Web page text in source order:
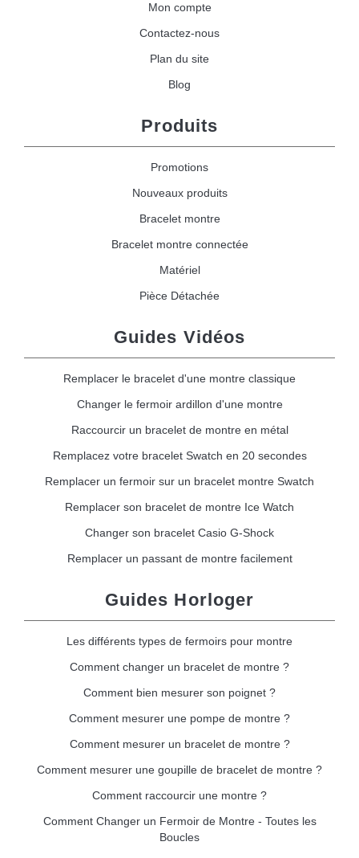
Mon compte
Contactez-nous
Plan du site
Blog
Produits
Promotions
Nouveaux produits
Bracelet montre
Bracelet montre connectée
Matériel
Pièce Détachée
Guides Vidéos
Remplacer le bracelet d'une montre classique
Changer le fermoir ardillon d'une montre
Raccourcir un bracelet de montre en métal
Remplacez votre bracelet Swatch en 20 secondes
Remplacer un fermoir sur un bracelet montre Swatch
Remplacer son bracelet de montre Ice Watch
Changer son bracelet Casio G-Shock
Remplacer un passant de montre facilement
Guides Horloger
Les différents types de fermoirs pour montre
Comment changer un bracelet de montre ?
Comment bien mesurer son poignet ?
Comment mesurer une pompe de montre ?
Comment mesurer un bracelet de montre ?
Comment mesurer une goupille de bracelet de montre ?
Comment raccourcir une montre ?
Comment Changer un Fermoir de Montre - Toutes les
Boucles